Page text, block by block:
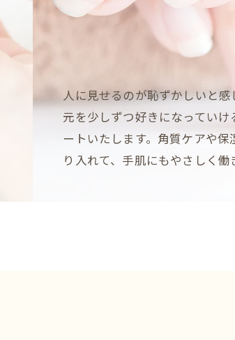
人に見せるのが恥ずかしいと感
元を少しずつ好きになっていけ
ートいたします。角質ケアや保
り入れて、手肌にもやさしく働